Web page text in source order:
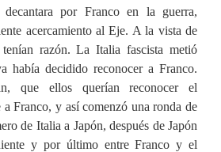
por Franco en la guerra,
acercamiento al Eje. A la vista de
razón. La Italia fascista metió
había decidido reconocer a Franco.
que ellos querían reconocer el
Franco, y así comenzó una ronda de
de Italia a Japón, después de Japón
y por último entre Franco y el